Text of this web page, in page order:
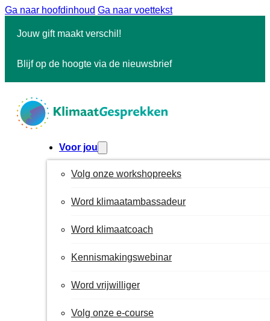
Ga naar hoofdinhoud Ga naar voettekst
Jouw gift maakt verschil!
Blijf op de hoogte via de nieuwsbrief
Voor jou
Volg onze workshopreeks
Word klimaatambassadeur
Word klimaatcoach
Kennismakingswebinar
Word vrijwilliger
Volg onze e-course